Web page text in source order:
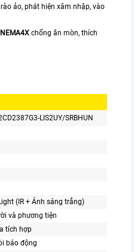
ảo, phát hiện xâm nhập, vào
NEMA4X chống ăn mòn, thích
LIS2UY/SRBHUN
(IR + Ánh sáng trắng)
và phương tiện
tích hợp
báo động